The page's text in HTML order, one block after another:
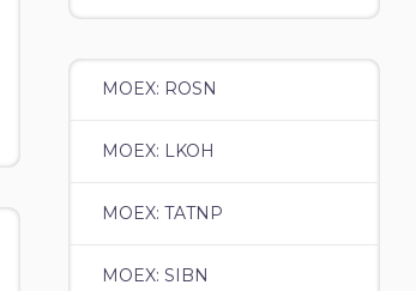
MOEX: ROSN
MOEX: LKOH
MOEX: TATNP
MOEX: SIBN